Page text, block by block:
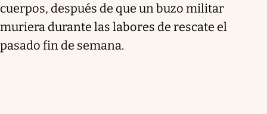
cuerpos, después de que un buzo militar
muriera durante las labores de rescate el
pasado fin de semana.